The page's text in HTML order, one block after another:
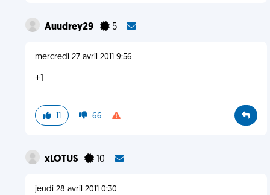
Auudrey29 5
mercredi 27 avril 2011 9:56
+1
11 66
xLOTUS 10
jeudi 28 avril 2011 0:30